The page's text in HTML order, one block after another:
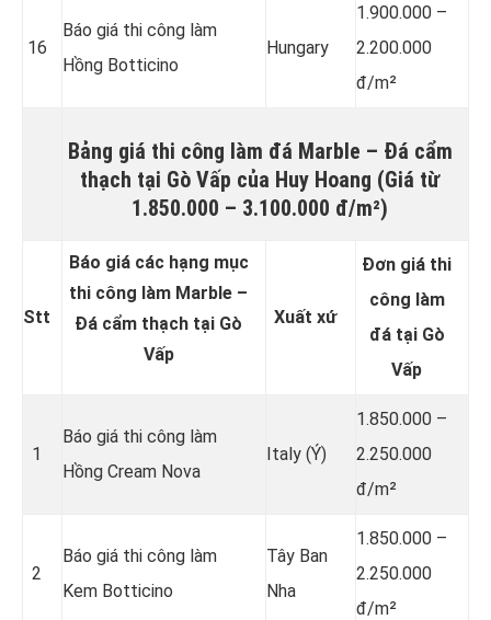
16
Báo giá thi công làm
Hồng Botticino
Hungary
1.900.000 –
2.200.000
đ/m²
Bảng giá thi công làm đá Marble – Đá cẩm
thạch tại Gò Vấp của Huy Hoang (Giá từ
1.850.000 – 3.100.000 đ/m²)
Stt
Báo giá các hạng mục
thi công làm Marble –
Đá cẩm thạch tại Gò
Vấp
Xuất xứ
Đơn giá thi
công làm
đá tại Gò
Vấp
1
Báo giá thi công làm
Hồng Cream Nova
Italy (Ý)
1.850.000 –
2.250.000
đ/m²
2
Báo giá thi công làm
Kem Botticino
Tây Ban
Nha
1.850.000 –
2.250.000
đ/m²